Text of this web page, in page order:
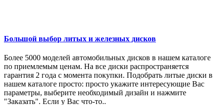
Большой выбор литых и железных дисков
Более 5000 моделей автомобильных дисков в нашем каталоге
по приемлемым ценам. На все диски распространяется
гарантия 2 года с момента покупки. Подобрать литые диски в
нашем каталоге просто: просто укажите интересующие Вас
параметры, выберите необходимый дизайн и нажмите
"Заказать". Если у Вас что-то..